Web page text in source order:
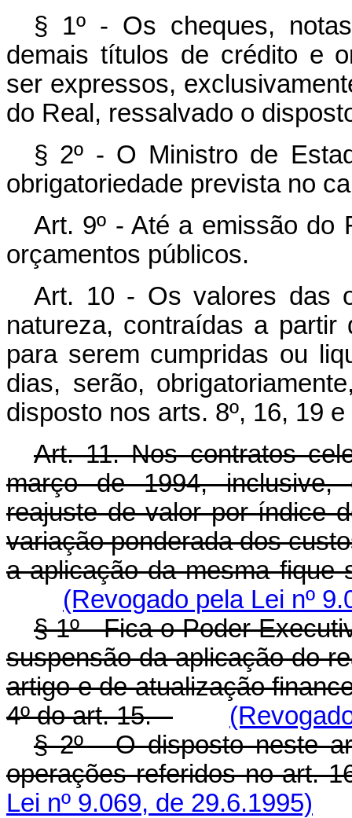
§ 1º - Os cheques,
demais títulos de crédito e
ser expressos,
do Real, ressalvado o
§ 2º - O Ministro de
obrigatoriedade prevista no
Art. 9º - Até a emissão do
orçamentos públicos.
Art. 10 - Os valores das
natureza, contraídas a
para serem cumpridas ou
dias, serão,
disposto nos arts. 8º, 16, 19 e
Art. 11. Nos contratos
março de 1994, inclusive,
reajuste de valor por índice
variação ponderada dos
a aplicação da mesma
(Revogado pela Lei nº
§ 1º - Fica o Poder
suspensão da aplicação do
artigo e de atualização
4º do art. 15.
§ 2º - O disposto neste
operações referidos no art.
Lei nº 9.069, de 29.6.1995)